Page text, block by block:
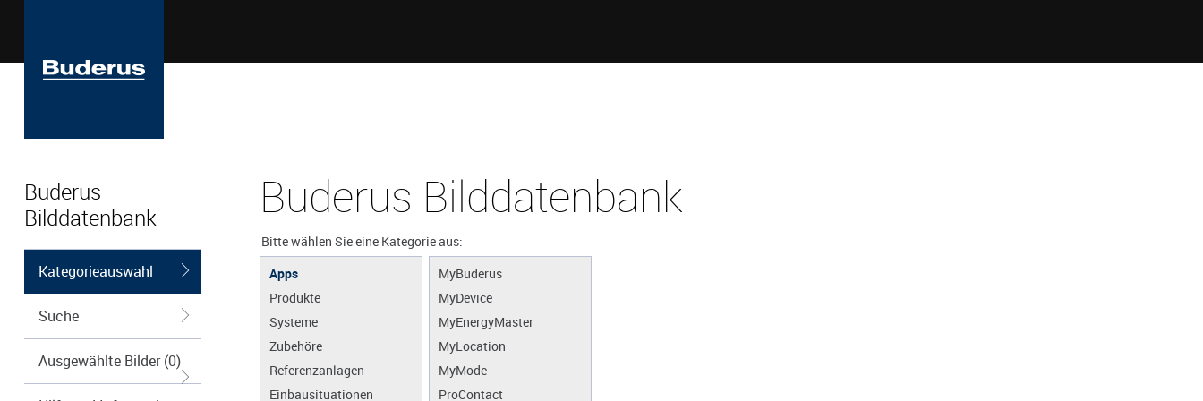
Buderus
Bilddatenbank
Kategorieauswahl
Suche
Ausgewählte Bilder (0)
Buderus Bilddatenbank
Bitte wählen Sie eine Kategorie aus:
Apps
Produkte
Systeme
Zubehöre
Referenzanlagen
Einbausituationen
MyBuderus
MyDevice
MyEnergyMaster
MyLocation
MyMode
ProContact